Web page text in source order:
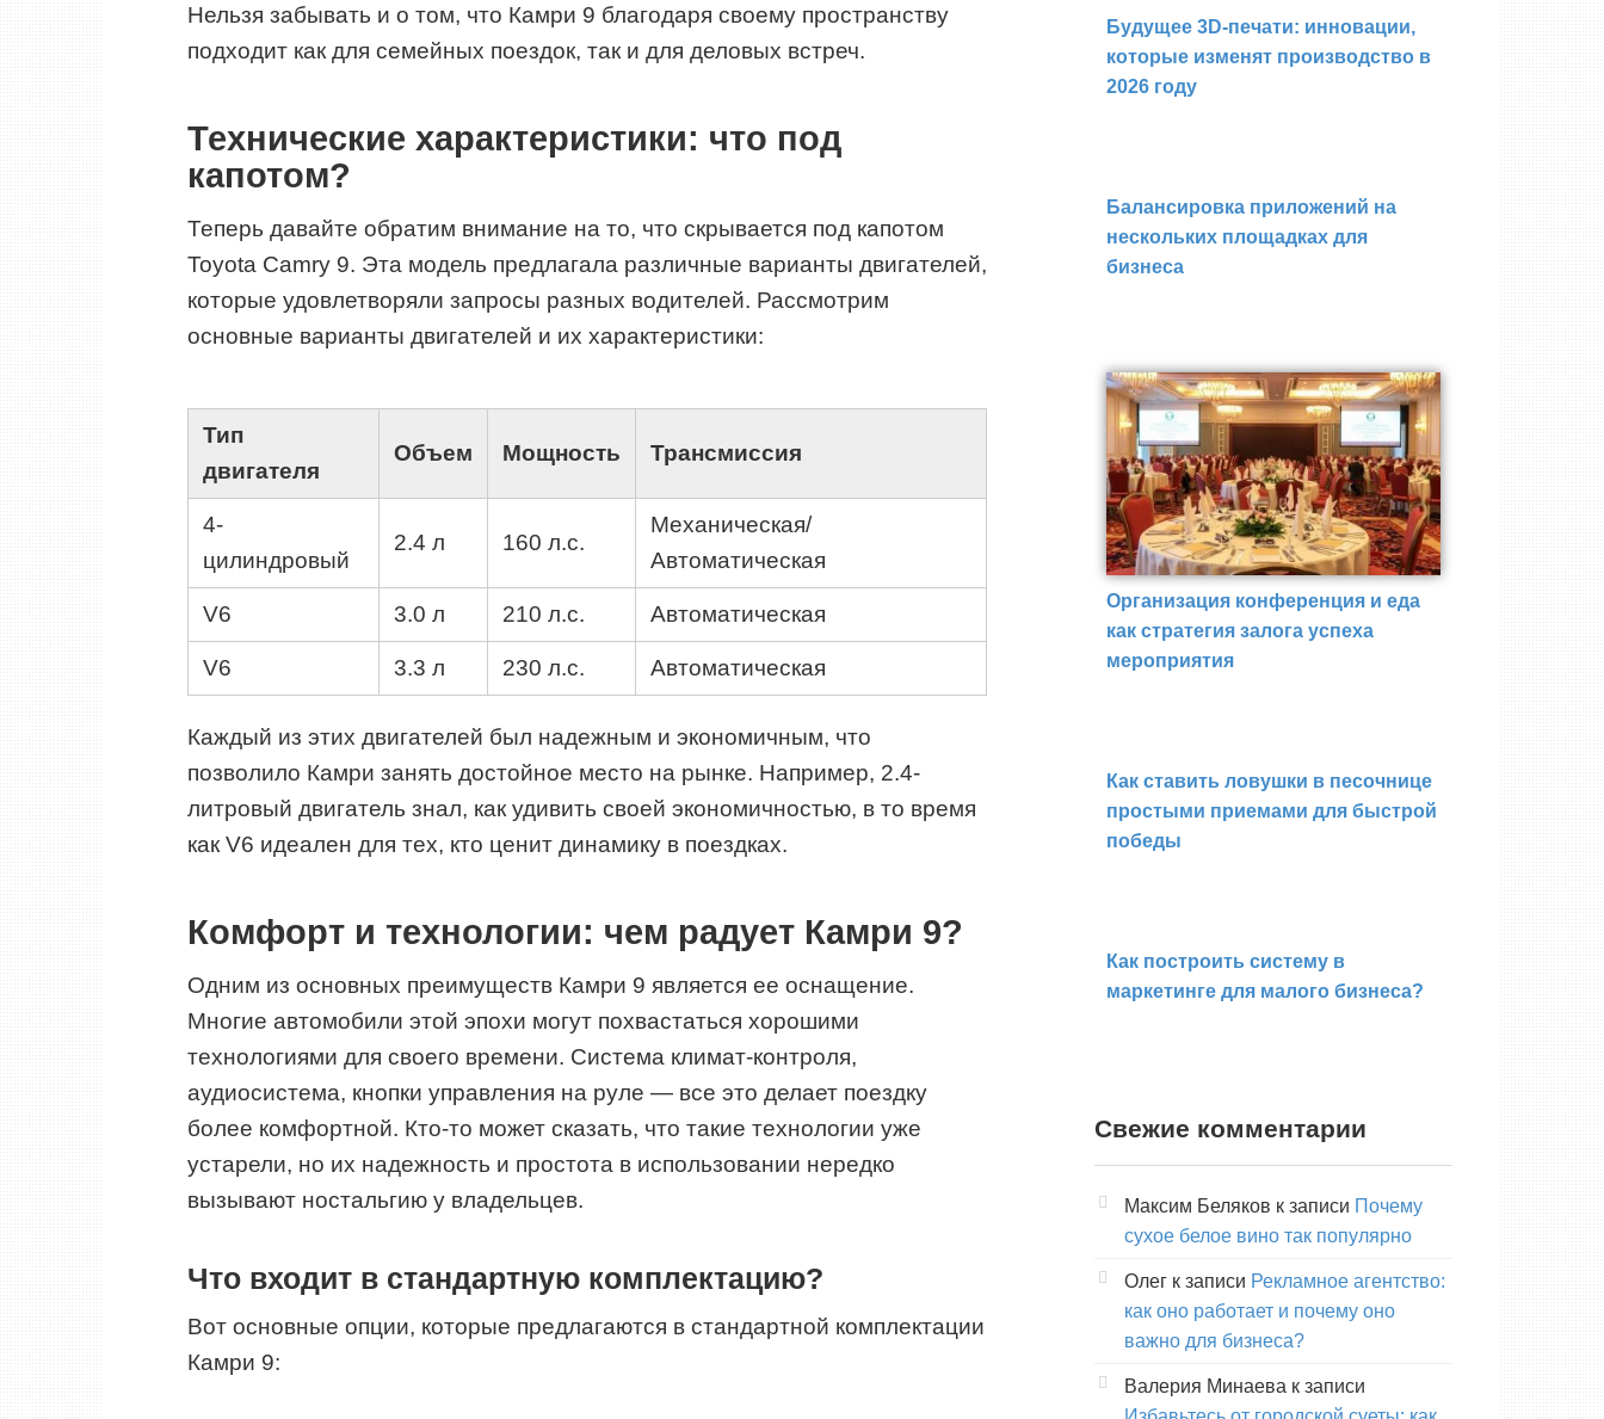
Нельзя забывать и о том, что Камри 9 благодаря своему пространству
подходит как для семейных поездок, так и для деловых встреч.
Технические характеристики: что под
капотом?
Теперь давайте обратим внимание на то, что скрывается под капотом
Toyota Camry 9. Эта модель предлагала различные варианты двигателей,
которые удовлетворяли запросы разных водителей. Рассмотрим
основные варианты двигателей и их характеристики:
Тип
двигателя
Объем Мощность Трансмиссия
4-
цилиндровый
2.4 л 160 л.с.
Механическая/
Автоматическая
V6 3.0 л 210 л.с. Автоматическая
V6 3.3 л 230 л.с. Автоматическая
Каждый из этих двигателей был надежным и экономичным, что
позволило Камри занять достойное место на рынке. Например, 2.4-
литровый двигатель знал, как удивить своей экономичностью, в то время
как V6 идеален для тех, кто ценит динамику в поездках.
Комфорт и технологии: чем радует Камри 9?
Одним из основных преимуществ Камри 9 является ее оснащение.
Многие автомобили этой эпохи могут похвастаться хорошими
технологиями для своего времени. Система климат-контроля,
аудиосистема, кнопки управления на руле — все это делает поездку
более комфортной. Кто-то может сказать, что такие технологии уже
устарели, но их надежность и простота в использовании нередко
вызывают ностальгию у владельцев.
Что входит в стандартную комплектацию?
Вот основные опции, которые предлагаются в стандартной комплектации
Камри 9:
Будущее 3D-печати: инновации,
которые изменят производство в
2026 году
Балансировка приложений на
нескольких площадках для
бизнеса
Организация конференция и еда
как стратегия залога успеха
мероприятия
Как ставить ловушки в песочнице
простыми приемами для быстрой
победы
Как построить систему в
маркетинге для малого бизнеса?
Свежие комментарии
Максим Беляков к записи Почему
сухое белое вино так популярно
Олег к записи Рекламное агентство:
как оно работает и почему оно
важно для бизнеса?
Валерия Минаева к записи